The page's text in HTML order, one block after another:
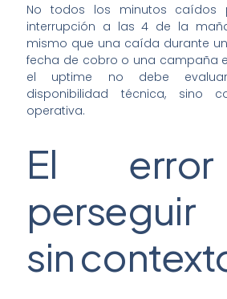
No todos los minutos caídos
interrupción a las 4 de la
mismo que una caída durante
fecha de cobro o una campaña
el uptime no debe
disponibilidad técnica, sino
operativa.
El
perseguir
sin